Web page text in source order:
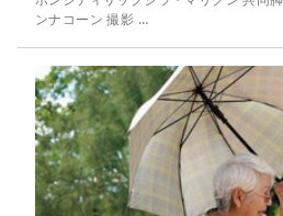
ンナコーン 撮影 …